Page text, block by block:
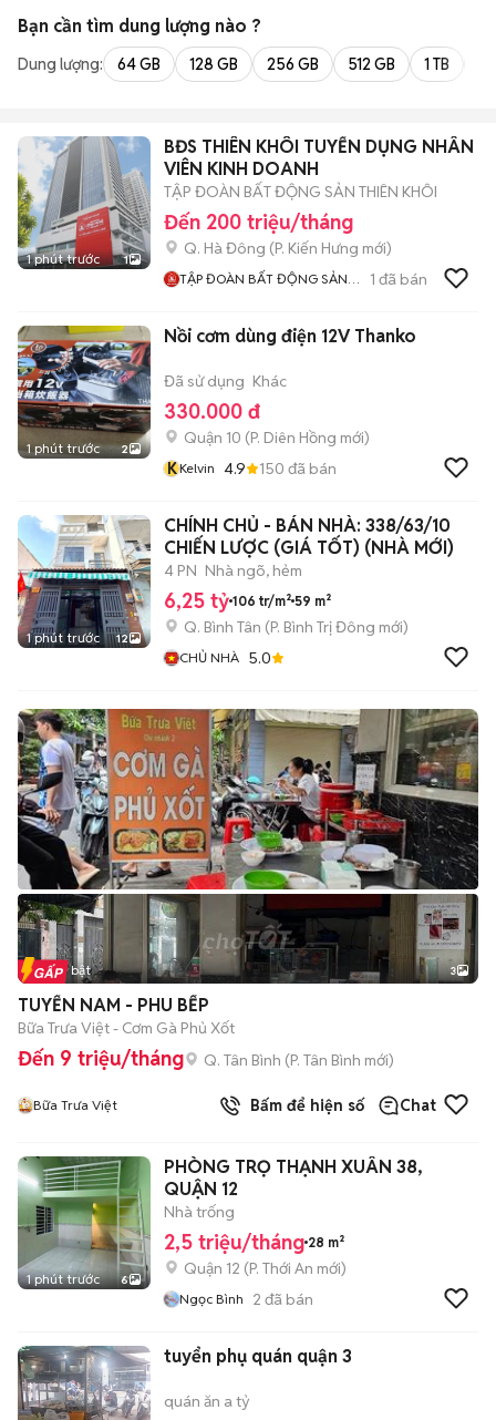
Bạn cần tìm dung lượng nào ?
Dung lượng: 64 GB 128 GB 256 GB 512 GB 1 TB
1 phút trước 1
BĐS THIÊN KHÔI TUYỂN DỤNG NHÂN
VIÊN KINH DOANH
TẬP ĐOÀN BẤT ĐỘNG SẢN THIÊN KHÔI
Đến 200 triệu/tháng
Q. Hà Đông (P. Kiến Hưng mới)
TẬP ĐOÀN BẤT ĐỘNG SẢN
1 đã bán
1 phút trước 2
Nồi cơm dùng điện 12V Thanko
Đã sử dụng Khác
330.000 đ
Quận 10 (P. Diên Hồng mới)
KKelvin 4.9 150 đã bán
1 phút trước 12
CHÍNH CHỦ - BÁN NHÀ: 338/63/10
CHIẾN LƯỢC (GIÁ TỐT) (NHÀ MỚI)
4 PN Nhà ngõ, hẻm
6,25 tỷ 106 tr/m² 59 m²
Q. Bình Tân (P. Bình Trị Đông mới)
CHỦ NHÀ 5.0
Tin nổi bật 3
TUYỂN NAM - PHU BẾP
Bữa Trưa Việt - Cơm Gà Phủ Xốt
Đến 9 triệu/tháng Q. Tân Bình (P. Tân Bình mới)
Bữa Trưa Việt Bấm để hiện số Chat
1 phút trước 6
PHÒNG TRỌ THẠNH XUÂN 38,
QUẬN 12
Nhà trống
2,5 triệu/tháng 28 m²
Quận 12 (P. Thới An mới)
Ngọc Bình 2 đã bán
tuyển phụ quán quận 3
quán ăn a tỷ